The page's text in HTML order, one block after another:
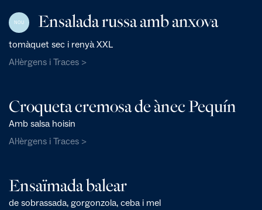
NOU Ensalada russa amb anxova
tomàquet sec i renyà XXL
Al·lèrgens i Traces >
Croqueta cremosa de ànec Pequín
Amb salsa hoisin
Al·lèrgens i Traces >
Ensaïmada balear
de sobrassada, gorgonzola, ceba i mel